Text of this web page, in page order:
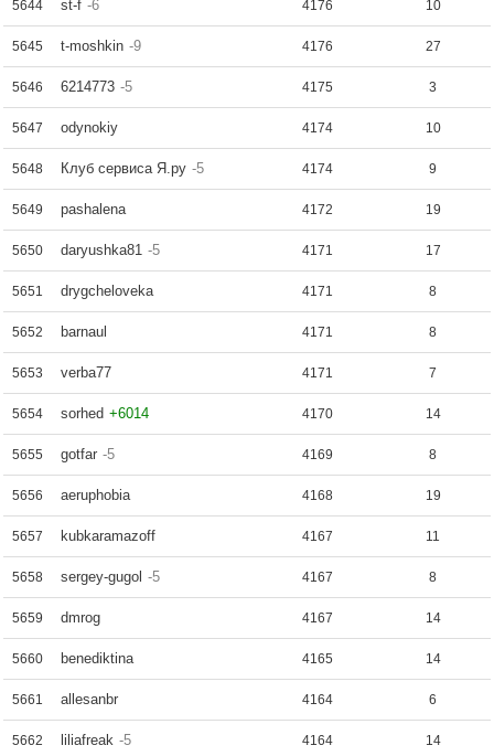
5644 st-f -6 4176 10
5645 t-moshkin -9 4176 27
5646 6214773 -5 4175 3
5647 odynokiy 4174 10
5648 Клуб сервиса Я.ру -5 4174 9
5649 pashalena 4172 19
5650 daryushka81 -5 4171 17
5651 drygcheloveka 4171 8
5652 barnaul 4171 8
5653 verba77 4171 7
5654 sorhed +6014 4170 14
5655 gotfar -5 4169 8
5656 aeruphobia 4168 19
5657 kubkaramazoff 4167 11
5658 sergey-gugol -5 4167 8
5659 dmrog 4167 14
5660 benediktina 4165 14
5661 allesanbr 4164 6
5662 liliafreak -5 4164 14